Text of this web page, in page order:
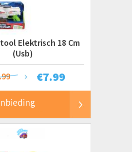
Elektrisch 18 Cm
(Usb)
€7.99